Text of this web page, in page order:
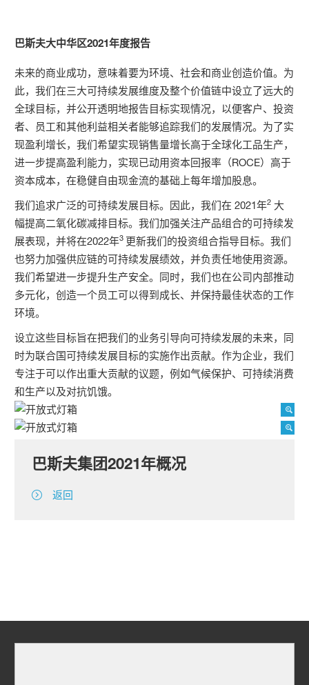
巴斯夫大中华区2021年度报告
我们的目标以及所实现成果
未来的商业成功，意味着要为环境、社会和商业创造价值。为
此，我们在三大可持续发展维度及整个价值链中设立了远大的
全球目标，并公开透明地报告目标实现情况，以便客户、投资
者、员工和其他利益相关者能够追踪我们的发展情况。为了实
现盈利增长，我们希望实现销售量增长高于全球化工品生产，
进一步提高盈利能力，实现已动用资本回报率（ROCE）高于
资本成本，在稳健自由现金流的基础上每年增加股息。
我们追求广泛的可持续发展目标。因此，我们在 2021年2 大
幅提高二氧化碳减排目标。我们加强关注产品组合的可持续发
展表现，并将在2022年3 更新我们的投资组合指导目标。我们
也努力加强供应链的可持续发展绩效，并负责任地使用资源。
我们希望进一步提升生产安全。同时，我们也在公司内部推动
多元化，创造一个员工可以得到成长、并保持最佳状态的工作
环境。
设立这些目标旨在把我们的业务引导向可持续发展的未来，同
时为联合国可持续发展目标的实施作出贡献。作为企业，我们
专注于可以作出重大贡献的议题，例如气候保护、可持续消费
和生产以及对抗饥饿。
巴斯夫集团2021年概况
返回